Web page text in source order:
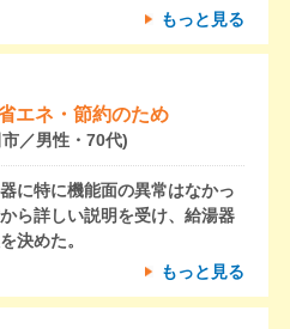
もっと見る
エネ・節約のため
／男性・70代)
に特に機能面の異常はなかっ
ら詳しい説明を受け、給湯器
決めた。
もっと見る